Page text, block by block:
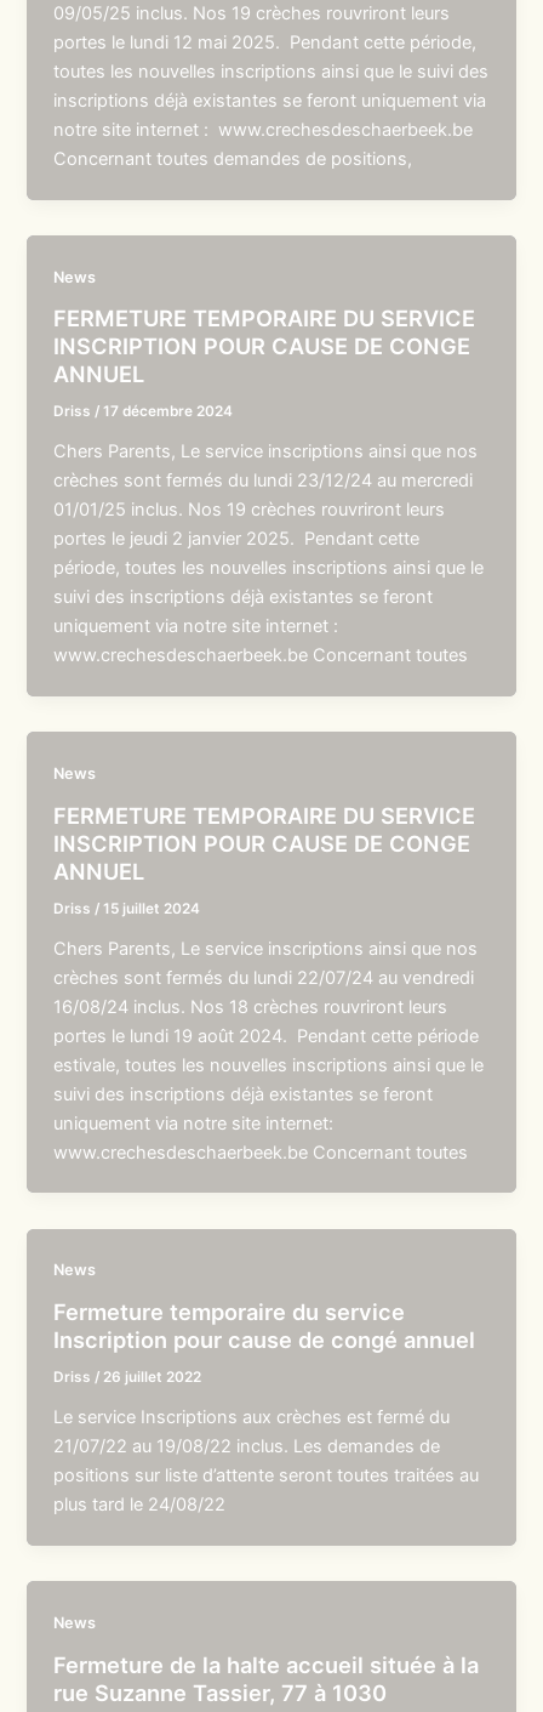
09/05/25 inclus. Nos 19 crèches rouvriront leurs
portes le lundi 12 mai 2025. Pendant cette période,
toutes les nouvelles inscriptions ainsi que le suivi des
inscriptions déjà existantes se feront uniquement via
notre site internet : www.crechesdeschaerbeek.be
Concernant toutes demandes de positions,
News
FERMETURE TEMPORAIRE DU SERVICE
INSCRIPTION POUR CAUSE DE CONGE
ANNUEL
Driss /17 décembre 2024
Chers Parents, Le service inscriptions ainsi que nos
crèches sont fermés du lundi 23/12/24 au mercredi
01/01/25 inclus. Nos 19 crèches rouvriront leurs
portes le jeudi 2 janvier 2025. Pendant cette
période, toutes les nouvelles inscriptions ainsi que le
suivi des inscriptions déjà existantes se feront
uniquement via notre site internet :
www.crechesdeschaerbeek.be Concernant toutes
News
FERMETURE TEMPORAIRE DU SERVICE
INSCRIPTION POUR CAUSE DE CONGE
ANNUEL
Driss /15 juillet 2024
Chers Parents, Le service inscriptions ainsi que nos
crèches sont fermés du lundi 22/07/24 au vendredi
16/08/24 inclus. Nos 18 crèches rouvriront leurs
portes le lundi 19 août 2024. Pendant cette période
estivale, toutes les nouvelles inscriptions ainsi que le
suivi des inscriptions déjà existantes se feront
uniquement via notre site internet:
www.crechesdeschaerbeek.be Concernant toutes
News
Fermeture temporaire du service
Inscription pour cause de congé annuel
Driss / 26 juillet 2022
Le service Inscriptions aux crèches est fermé du
21/07/22 au 19/08/22 inclus. Les demandes de
positions sur liste d’attente seront toutes traitées au
plus tard le 24/08/22
News
Fermeture de la halte accueil située à la
rue Suzanne Tassier, 77 à 1030